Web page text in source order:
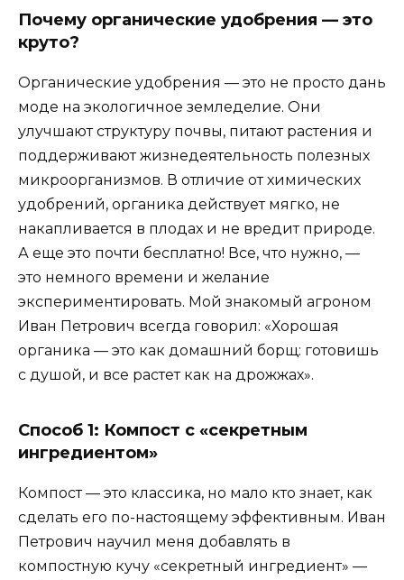
Почему органические удобрения — это
круто?
Органические удобрения — это не просто дань
моде на экологичное земледелие. Они
улучшают структуру почвы, питают растения и
поддерживают жизнедеятельность полезных
микроорганизмов. В отличие от химических
удобрений, органика действует мягко, не
накапливается в плодах и не вредит природе.
А еще это почти бесплатно! Все, что нужно, —
это немного времени и желание
экспериментировать. Мой знакомый агроном
Иван Петрович всегда говорил: «Хорошая
органика — это как домашний борщ: готовишь
с душой, и все растет как на дрожжах».
Способ 1: Компост с «секретным
ингредиентом»
Компост — это классика, но мало кто знает, как
сделать его по-настоящему эффективным. Иван
Петрович научил меня добавлять в
компостную кучу «секретный ингредиент» —